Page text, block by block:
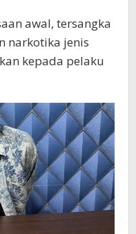
awal, tersangka
narkotika jenis
kepada pelaku